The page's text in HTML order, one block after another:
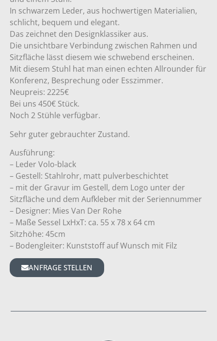
In schwarzem Leder, aus hochwertigen Materialien,
schlicht, bequem und elegant.
Das zeichnet den Designklassiker aus.
Die unsichtbare Verbindung zwischen Rahmen und
Sitzfläche lässt diesem wie schwebend erscheinen.
Mit diesem Stuhl hat man einen echten Allrounder für
Konferenz, Besprechung oder Esszimmer.
Neupreis: 2225€
Bei uns 450€ Stück.
Noch 2 Stühle verfügbar.
Sehr guter gebrauchter Zustand.
Ausführung:
– Leder Volo-black
– Gestell: Stahlrohr, matt pulverbeschichtet
– mit der Gravur im Gestell, dem Logo unter der
Sitzfläche und dem Aufkleber mit der Seriennummer
– Designer: Mies Van Der Rohe
– Maße Sessel LxHxT: ca. 55 x 78 x 64 cm
Sitzhöhe: 45cm
– Bodengleiter: Kunststoff auf Wunsch mit Filz
ANFRAGE STELLEN